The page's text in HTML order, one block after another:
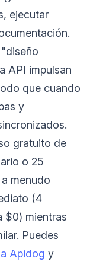
ejecutar
API impulsan
que cuando
y
gratuito de
o 25
menudo
(4
$0) mientras
Puedes
Apidog y